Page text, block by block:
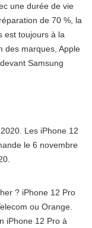
une durée de vie
de 70 %, la
est toujours à la
des marques, Apple
Samsung
Les iPhone 12
le 6 novembre
? iPhone 12 Pro
ou Orange.
iPhone 12 Pro à